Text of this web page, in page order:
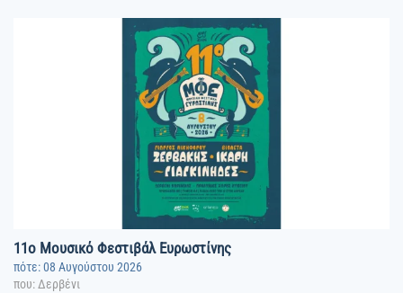
11o Μουσικό Φεστιβάλ Ευρωστίνης
πότε: 08 Αυγούστου 2026
που: Δερβένι